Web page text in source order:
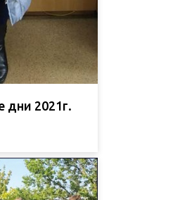
2021г.